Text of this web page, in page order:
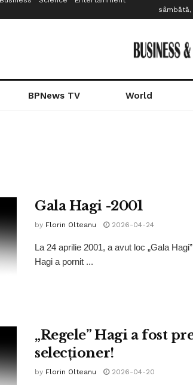
BPNews TV World
Gala Hagi -2001
by Florin Olteanu 2026-04-24
La 24 aprilie 2001, a avut loc „Gala
Hagi a pornit ...
„Regele” Hagi a fost
selecționer!
by Florin Olteanu 2026-04-20